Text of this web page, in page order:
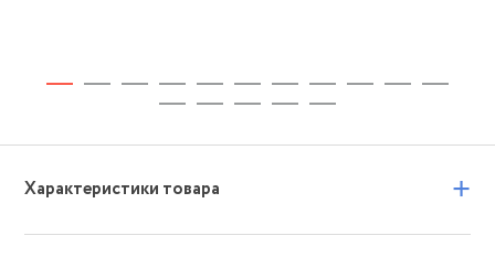
Характеристики товара +